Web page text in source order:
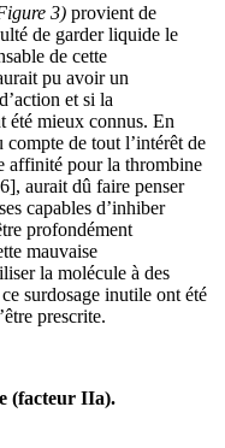
3) provient de
de garder liquide le
de cette
pu avoir un
et si la
été mieux connus. En
compte de tout l’intérêt de
affinité pour la thrombine
aurait dû faire penser
capables d’inhiber
profondément
mauvaise
la molécule à des
surdosage inutile ont été
prescrite.
(facteur IIa).